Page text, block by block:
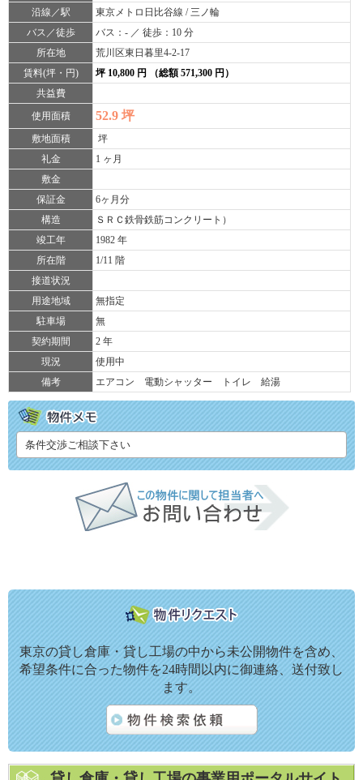
沿線／駅
東京メトロ日比谷線 / 三ノ輪
バス／徒歩
バス：- ／ 徒歩：10 分
所在地
荒川区東日暮里4-2-17
賃料(坪・円)
坪 10,800 円 （総額 571,300 円）
共益費
使用面積
52.9 坪
敷地面積
坪
礼金
1 ヶ月
敷金
保証金
6ヶ月分
構造
ＳＲＣ鉄骨鉄筋コンクリート）
竣工年
1982 年
所在階
1/11 階
接道状況
用途地域
無指定
駐車場
無
契約期間
2 年
現況
使用中
備考
エアコン 電動シャッター トイレ 給湯
条件交渉ご相談下さい
東京の貸し倉庫・貸し工場の中から未公開物件を含め、
希望条件に合った物件を24時間以内に御連絡、送付致し
ます。